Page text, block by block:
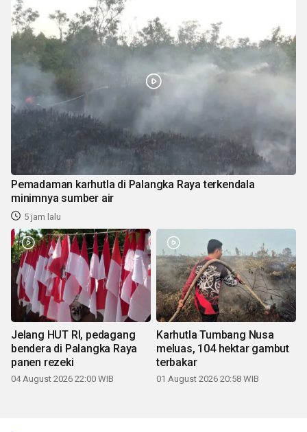
Pemadaman karhutla di Palangka Raya terkendala
minimnya sumber air
5 jam lalu
Jelang HUT RI, pedagang
bendera di Palangka Raya
panen rezeki
04 August 2026 22:00 WIB
Karhutla Tumbang Nusa
meluas, 104 hektar gambut
terbakar
01 August 2026 20:58 WIB